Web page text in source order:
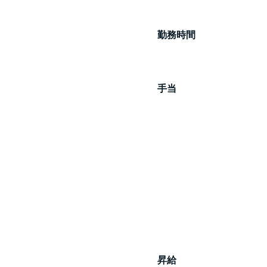
勤務時間
手当
昇給